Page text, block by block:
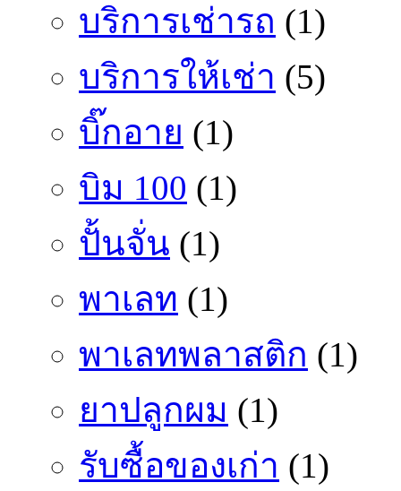
บริการเช่ารถ (1)
บริการให้เช่า (5)
บิ๊กอาย (1)
บิม 100 (1)
ปั้นจั่น (1)
พาเลท (1)
พาเลทพลาสติก (1)
ยาปลูกผม (1)
รับซื้อของเก่า (1)